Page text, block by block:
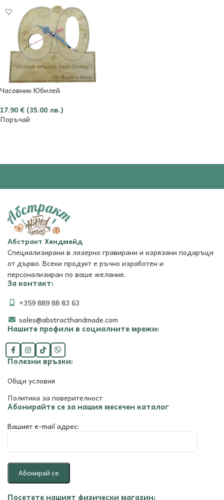
Часовник Юбилей
17.90 € (35.00 лв.)
Поръчай
Абстракт Хендмейд
Специализирани в лазерно гравирани и изрязани подаръци
от дърво. Всеки продукт е ръчно изработен и
персонализиран по ваше желание.
За контакт:
+359 889 88 83 63
sales@abstracthandmade.com
Нашите профили в социалните мрежи:
Полезни връзки:
Общи условия
Политика за поверителност
Абонирайте се за нашия месечен каталог
Вашият e-mail адрес:
Посетете нашият физически магазин: